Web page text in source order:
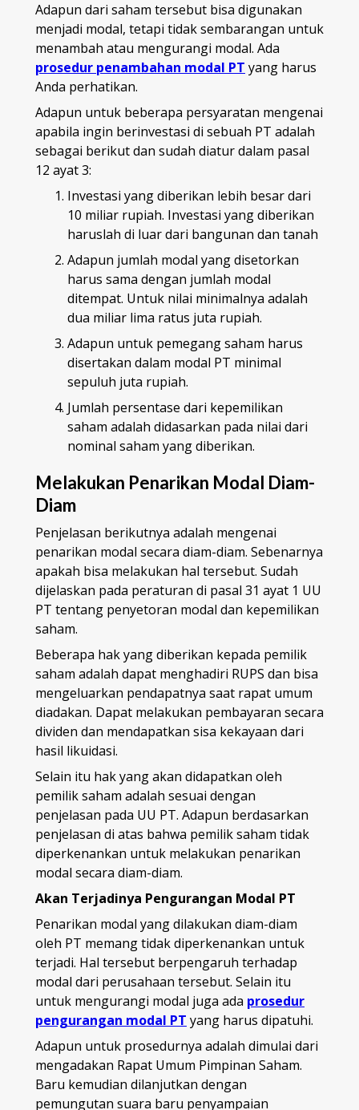
Adapun dari saham tersebut bisa digunakan
menjadi modal, tetapi tidak sembarangan untuk
menambah atau mengurangi modal. Ada
prosedur penambahan modal PT yang harus
Anda perhatikan.
Adapun untuk beberapa persyaratan mengenai
apabila ingin berinvestasi di sebuah PT adalah
sebagai berikut dan sudah diatur dalam pasal
12 ayat 3:
Investasi yang diberikan lebih besar dari
10 miliar rupiah. Investasi yang diberikan
haruslah di luar dari bangunan dan tanah
Adapun jumlah modal yang disetorkan
harus sama dengan jumlah modal
ditempat. Untuk nilai minimalnya adalah
dua miliar lima ratus juta rupiah.
Adapun untuk pemegang saham harus
disertakan dalam modal PT minimal
sepuluh juta rupiah.
Jumlah persentase dari kepemilikan
saham adalah didasarkan pada nilai dari
nominal saham yang diberikan.
Melakukan Penarikan Modal Diam-
Diam
Penjelasan berikutnya adalah mengenai
penarikan modal secara diam-diam. Sebenarnya
apakah bisa melakukan hal tersebut. Sudah
dijelaskan pada peraturan di pasal 31 ayat 1 UU
PT tentang penyetoran modal dan kepemilikan
saham.
Beberapa hak yang diberikan kepada pemilik
saham adalah dapat menghadiri RUPS dan bisa
mengeluarkan pendapatnya saat rapat umum
diadakan. Dapat melakukan pembayaran secara
dividen dan mendapatkan sisa kekayaan dari
hasil likuidasi.
Selain itu hak yang akan didapatkan oleh
pemilik saham adalah sesuai dengan
penjelasan pada UU PT. Adapun berdasarkan
penjelasan di atas bahwa pemilik saham tidak
diperkenankan untuk melakukan penarikan
modal secara diam-diam.
Akan Terjadinya Pengurangan Modal PT
Penarikan modal yang dilakukan diam-diam
oleh PT memang tidak diperkenankan untuk
terjadi. Hal tersebut berpengaruh terhadap
modal dari perusahaan tersebut. Selain itu
untuk mengurangi modal juga ada prosedur
pengurangan modal PT yang harus dipatuhi.
Adapun untuk prosedurnya adalah dimulai dari
mengadakan Rapat Umum Pimpinan Saham.
Baru kemudian dilanjutkan dengan
pemungutan suara baru penyampaian